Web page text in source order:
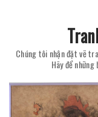
Chúng tôi nhận đặt vẽ
Hãy để